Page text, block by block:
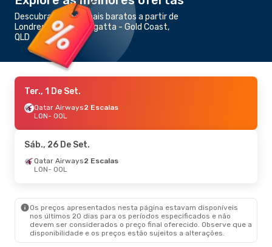
Descubra os voos mais baratos a partir de
Londres para Coolangatta - Gold Coast,
QLD
Ter., 1 De Set.
Qatar Airways2 Escalas
LON- OOL
Sáb., 26 De Set.
Qatar Airways2 Escalas
LON- OOL
Os preços apresentados nesta página estavam disponíveis
nos últimos 20 dias para os períodos especificados e não
devem ser considerados o preço final oferecido. Observe que a
disponibilidade e os preços estão sujeitos a alterações.